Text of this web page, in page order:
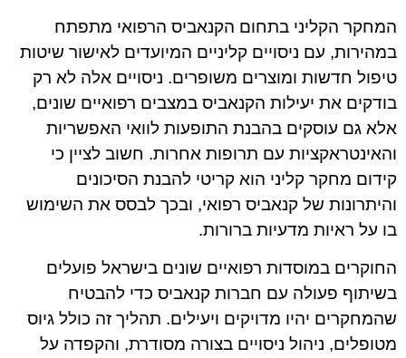
המחקר הקליני בתחום הקנאביס הרפואי מתפתח
במהירות, עם ניסויים קליניים המיועדים לאישור שיטות
טיפול חדשות ומוצרים משופרים. ניסויים אלה לא רק
בודקים את יעילות הקנאביס במצבים רפואיים שונים,
אלא גם עוסקים בהבנת התופעות לוואי האפשריות
והאינטראקציות עם תרופות אחרות. חשוב לציין כי
קידום מחקר קליני הוא קריטי להבנת הסיכונים
והיתרונות של קנאביס רפואי, ובכך לבסס את השימוש
בו על ראיות מדעיות ברורות.
החוקרים במוסדות רפואיים שונים בישראל פועלים
בשיתוף פעולה עם חברות קנאביס כדי להבטיח
שהמחקרים יהיו מדויקים ויעילים. תהליך זה כולל גיוס
מטופלים, ניהול ניסויים בצורה מסודרת, והקפדה על